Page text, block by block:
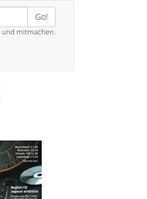
Go!
und mitmachen.